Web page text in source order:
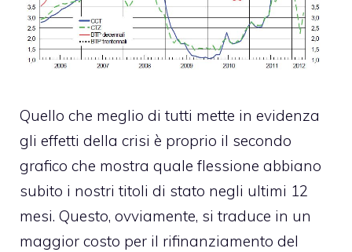
Quello che meglio di tutti mette in evidenza
gli effetti della crisi è proprio il secondo
grafico che mostra quale flessione abbiano
subito i nostri titoli di stato negli ultimi 12
mesi. Questo, ovviamente, si traduce in un
maggior costo per il rifinanziamento del